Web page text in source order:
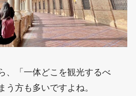
、「一体どこを観光するべ
う方も多いですよね。